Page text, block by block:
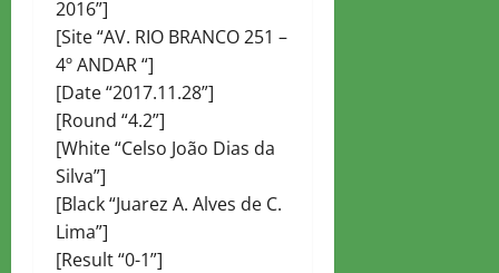
2016”]
[Site “AV. RIO BRANCO 251 –
4º ANDAR “]
[Date “2017.11.28”]
[Round “4.2”]
[White “Celso João Dias da
Silva”]
[Black “Juarez A. Alves de C.
Lima”]
[Result “0-1”]